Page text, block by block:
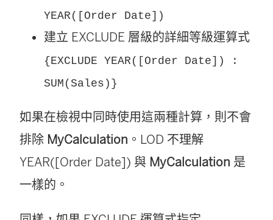
YEAR([Order Date])
建立 EXCLUDE 層級的詳細等級運算式
{EXCLUDE YEAR([Order Date]) :
SUM(Sales)}
如果在檢視中同時使用這兩種計算，則不會
排除 MyCalculation 。LOD 不理解
YEAR([Order Date]) 與 MyCalculation 是
一樣的。